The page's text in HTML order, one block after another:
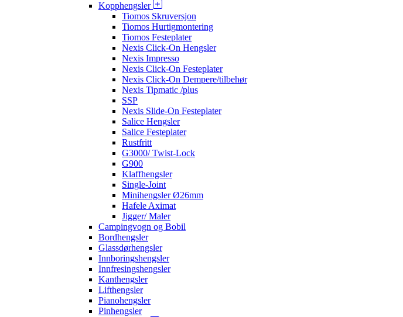
Kopphengsler
Tiomos Skruversjon
Tiomos Hurtigmontering
Tiomos Festeplater
Nexis Click-On Hengsler
Nexis Impresso
Nexis Click-On Festeplater
Nexis Click-On Dempere/tilbehør
Nexis Tipmatic /plus
SSP
Nexis Slide-On Festeplater
Salice Hengsler
Salice Festeplater
Rustfritt
G3000/ Twist-Lock
G900
Klaffhengsler
Single-Joint
Minihengsler Ø26mm
Hafele Aximat
Jigger/ Maler
Campingvogn og Bobil
Bordhengsler
Glassdørhengsler
Innboringshengsler
Innfresingshengsler
Kanthengsler
Lifthengsler
Pianohengsler
Pinhengsler